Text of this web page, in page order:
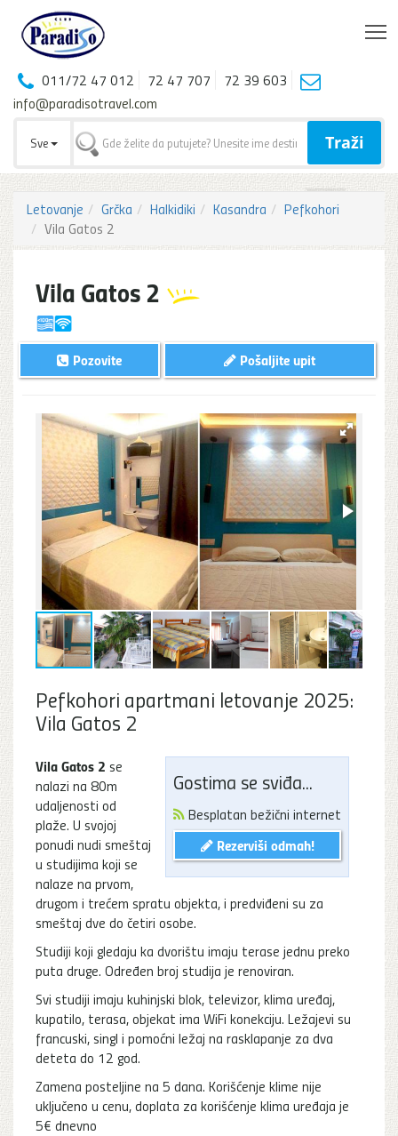
011/72 47 012 72 47 707
72 39 603
info@paradisotravel.com
Sve Traži
Letovanje Grčka Halkidiki Kasandra
Pefkohori
Vila Gatos 2
Vila Gatos 2
Pošaljite upit
Pozovite
Pefkohori apartmani letovanje 2025:
Vila Gatos 2
Gostima se sviđa...
Besplatan bežični internet
Rezerviši odmah!
Vila Gatos 2 se
nalazi na 80m
udaljenosti od
plaže. U svojoj
ponudi nudi smeštaj
u studijima koji se
nalaze na prvom,
drugom i trećem spratu objekta, i predviđeni su za
smeštaj dve do četiri osobe.
Studiji koji gledaju ka dvorištu imaju terase jednu preko
puta druge. Određen broj studija je renoviran.
Svi studiji imaju kuhinjski blok, televizor, klima uređaj,
kupatilo, terasa, objekat ima WiFi konekciju. Ležajevi su
francuski, singl i pomoćni ležaj na rasklapanje za dva
deteta do 12 god.
Zamena posteljine na 5 dana. Korišćenje klime nije
uključeno u cenu, doplata za korišćenje klima uređaja je
5€ dnevno